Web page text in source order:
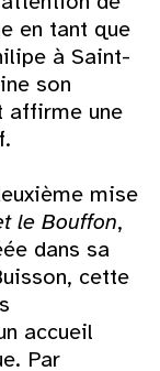
en tant que
à Saint-
son
affirme une
mise
le Bouffon,
dans sa
cette
accueil
Par